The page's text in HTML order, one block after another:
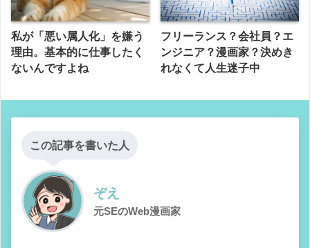
私が「悪い属人化」を嫌う
理由。基本的に仕事したく
ないんですよね
フリーランス？会社員？エ
ンジニア？漫画家？決めき
れなくて人生迷子中
この記事を書いた人
ぞえ
元SEのWeb漫画家